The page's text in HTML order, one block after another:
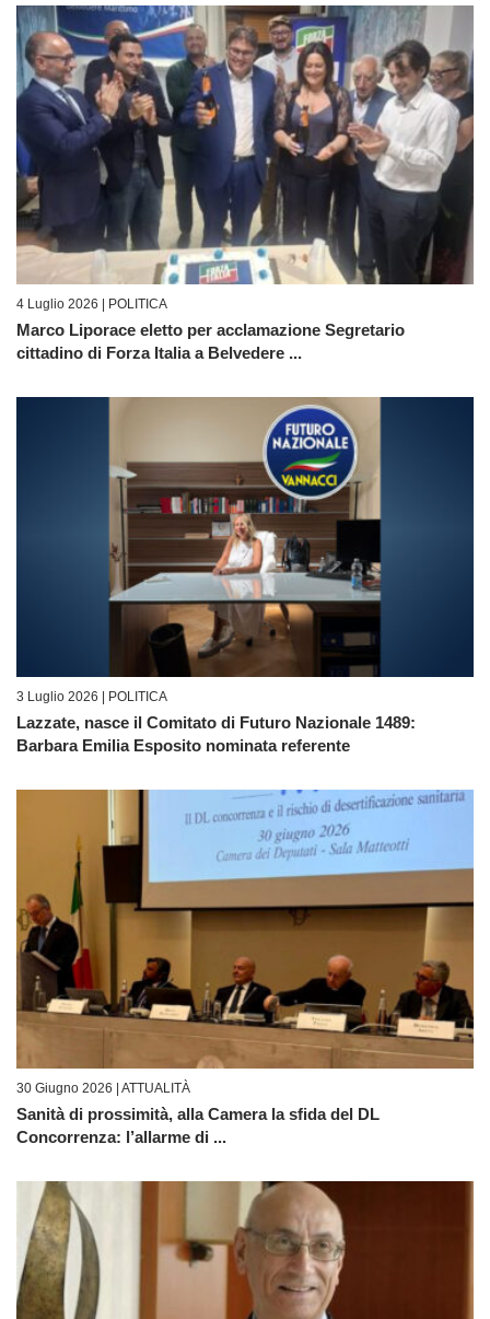
4 Luglio 2026 | POLITICA
Marco Liporace eletto per acclamazione Segretario
cittadino di Forza Italia a Belvedere ...
3 Luglio 2026 | POLITICA
Lazzate, nasce il Comitato di Futuro Nazionale 1489:
Barbara Emilia Esposito nominata referente
30 Giugno 2026 | ATTUALITÀ
Sanità di prossimità, alla Camera la sfida del DL
Concorrenza: l’allarme di ...